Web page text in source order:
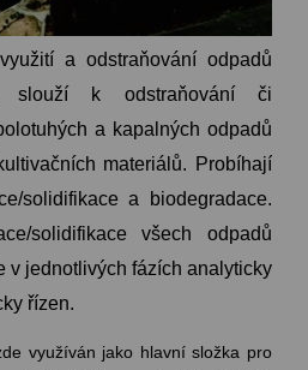
a odstraňování odpadů
slouží k odstraňování či
a kapalných odpadů
materiálů. Probíhají
solidifikace a biodegradace.
solidifikace všech odpadů
v jednotlivých fázích analyticky
řízen.
využíván jako hlavní složka pro